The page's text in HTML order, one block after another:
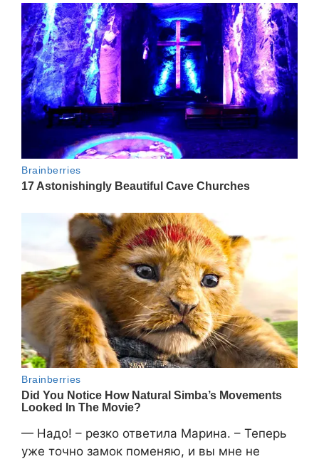
— Надо! – резко ответила Марина. – Теперь
уже точно замок поменяю, и вы мне не